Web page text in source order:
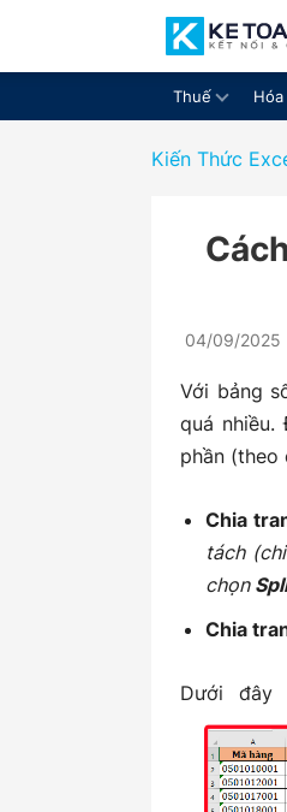
chia
Thuế
Kiến Thức
04/09/2025
Với bảng
quá
phần (theo
Chia
tách
chọn
Chia
Dưới đây